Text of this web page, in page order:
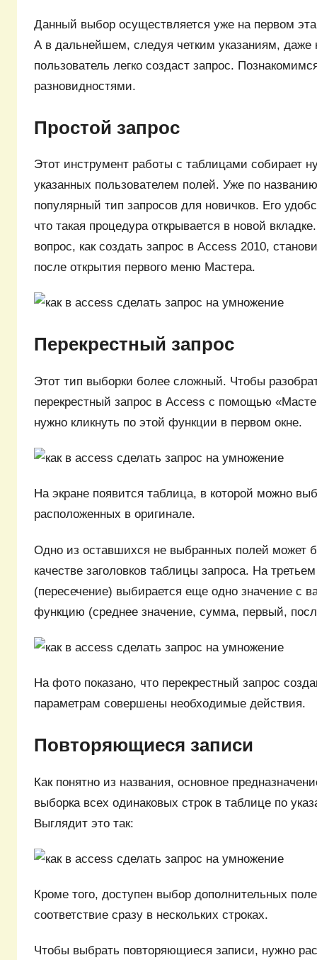
Данный выбор осуществляется уже на первом
А в дальнейшем, следуя четким указаниям,
пользователь легко создаст запрос.
разновидностями.
Простой запрос
Этот инструмент работы с таблицами собирает
указанных пользователем полей. Уже по
популярный тип запросов для новичков. Его
что такая процедура открывается в новой
вопрос, как создать запрос в Access 2010,
после открытия первого меню Мастера.
Перекрестный запрос
Этот тип выборки более сложный. Чтобы
перекрестный запрос в Access с помощью
нужно кликнуть по этой функции в первом окне.
На экране появится таблица, в которой можно
расположенных в оригинале.
Одно из оставшихся не выбранных полей может
качестве заголовков таблицы запроса. На
(пересечение) выбирается еще одно значение с
функцию (среднее значение, сумма, первый,
На фото показано, что перекрестный запрос
параметрам совершены необходимые действия.
Повторяющиеся записи
Как понятно из названия, основное
выборка всех одинаковых строк в таблице по
Выглядит это так:
Кроме того, доступен выбор дополнительных
соответствие сразу в нескольких строках.
Чтобы выбрать повторяющиеся записи, нужно